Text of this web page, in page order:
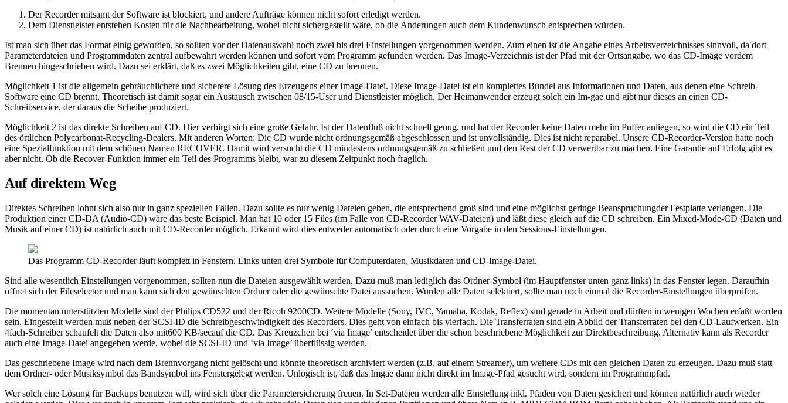
Der Recorder mitsamt der Software ist blockiert, und andere Aufträge können nicht sofort erledigt werden.
Dem Dienstleister entstehen Kosten für die Nachbearbeitung, wobei nicht sichergestellt wäre, ob die Änderungen auch dem Kundenwunsch entsprechen würden.
Ist man sich über das Format einig geworden, so sollten vor der Datenauswahl noch zwei bis drei Einstellungen vorgenommen werden. Zum einen ist die Angabe eines Arbeitsverzeichnisses sinnvoll, da dort
Parameterdateien und Programmdaten zentral aufbewahrt werden können und sofort vom Programm gefunden werden. Das Image-Verzeichnis ist der Pfad mit der Ortsangabe, wo das CD-Image vordem
Brennen hingeschrieben wird. Dazu sei erklärt, daß es zwei Möglichkeiten gibt, eine CD zu brennen.
Möglichkeit 1 ist die allgemein gebräuchlichere und sicherere Lösung des Erzeugens einer Image-Datei. Diese Image-Datei ist ein komplettes Bündel aus Informationen und Daten, aus denen eine Schreib-
Software eine CD brennt. Theoretisch ist damit sogar ein Austausch zwischen 08/15-User und Dienstleister möglich. Der Heimanwender erzeugt solch ein Im-gae und gibt nur dieses an einen CD-
Schreibservice, der daraus die Scheibe produziert.
Möglichkeit 2 ist das direkte Schreiben auf CD. Hier verbirgt sich eine große Gefahr. Ist der Datenfluß nicht schnell genug, und hat der Recorder keine Daten mehr im Puffer anliegen, so wird die CD ein Teil
des örtlichen Polycarbonat-Recycling-Dealers. Mit anderen Worten: Die CD wurde nicht ordnungsgemäß abgeschlossen und ist unvollständig. Dies ist nicht reparabel. Unsere CD-Recorder-Version hatte noch
eine Spezialfunktion mit dem schönen Namen RECOVER. Damit wird versucht die CD mindestens ordnungsgemäß zu schließen und den Rest der CD verwertbar zu machen. Eine Garantie auf Erfolg gibt es
aber nicht. Ob die Recover-Funktion immer ein Teil des Programms bleibt, war zu diesem Zeitpunkt noch fraglich.
Auf direktem Weg
Direktes Schreiben lohnt sich also nur in ganz speziellen Fällen. Dazu sollte es nur wenig Dateien geben, die entsprechend groß sind und eine möglichst geringe Beanspruchungder Festplatte verlangen. Die
Produktion einer CD-DA (Audio-CD) wäre das beste Beispiel. Man hat 10 oder 15 Files (im Falle von CD-Recorder WAV-Dateien) und läßt diese gleich auf die CD schreiben. Ein Mixed-Mode-CD (Daten und
Musik auf einer CD) ist natürlich auch mit CD-Recorder möglich. Erkannt wird dies entweder automatisch oder durch eine Vorgabe in den Sessions-Einstellungen.
Das Programm CD-Recorder läuft komplett in Fenstern. Links unten drei Symbole für Computerdaten, Musikdaten und CD-Image-Datei.
Sind alle wesentlich Einstellungen vorgenommen, sollten nun die Dateien ausgewählt werden. Dazu muß man lediglich das Ordner-Symbol (im Hauptfenster unten ganz links) in das Fenster legen. Daraufhin
öffnet sich der Fileselector und man kann sich den gewünschten Ordner oder die gewünschte Datei aussuchen. Wurden alle Daten selektiert, sollte man noch einmal die Recorder-Einstellungen überprüfen.
Die momentan unterstützten Modelle sind der Philips CD522 und der Ricoh 9200CD. Weitere Modelle (Sony, JVC, Yamaha, Kodak, Reflex) sind gerade in Arbeit und dürften in wenigen Wochen erfaßt worden
sein. Eingestellt werden muß neben der SCSI-ID die Schreibgeschwindigkeit des Recorders. Dies geht von einfach bis vierfach. Die Transferraten sind ein Abbild der Transferraten bei den CD-Laufwerken. Ein
4fach-Schreiber schaufelt die Daten also mit600 KB/secauf die CD. Das Kreuzchen bei ‘via Image’ entscheidet über die schon beschriebene Möglichkeit zur Direktbeschreibung. Alternativ kann als Recorder
auch eine Image-Datei angegeben werde, wobei die SCSI-ID und ‘via Image’ überflüssig werden.
Das geschriebene Image wird nach dem Brennvorgang nicht gelöscht und könnte theoretisch archiviert werden (z.B. auf einem Streamer), um weitere CDs mit den gleichen Daten zu erzeugen. Dazu muß statt
dem Ordner- oder Musiksymbol das Bandsymbol ins Fenstergelegt werden. Unlogisch ist, daß das Imgae dann nicht direkt im Image-Pfad gesucht wird, sondern im Programmpfad.
Wer solch eine Lösung für Backups benutzen will, wird sich über die Parametersicherung freuen. In Set-Dateien werden alle Einstellung inkl. Pfaden von Daten gesichert und können natürlich auch wieder